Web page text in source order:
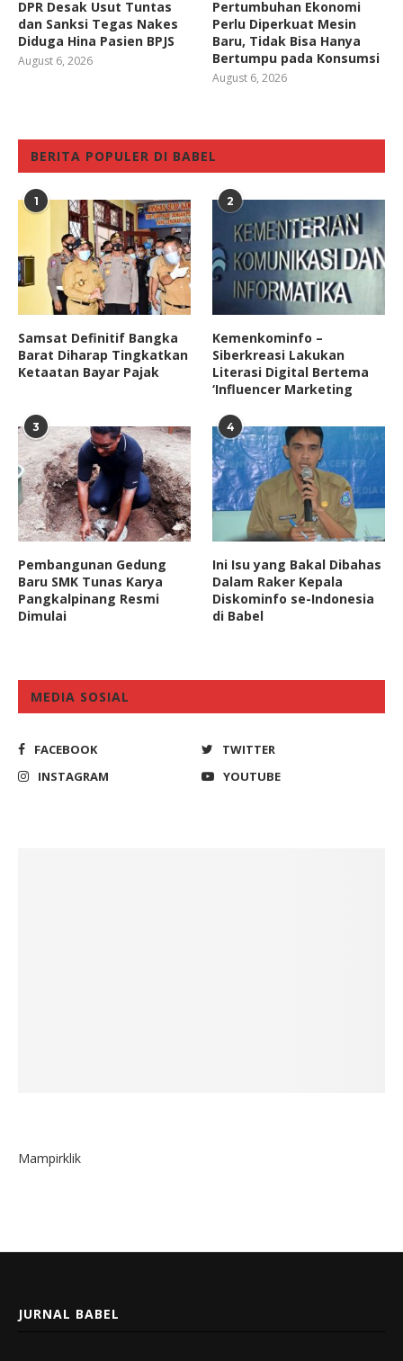
DPR Desak Usut Tuntas
dan Sanksi Tegas Nakes
Diduga Hina Pasien BPJS
August 6, 2026
Pertumbuhan Ekonomi
Perlu Diperkuat Mesin
Baru, Tidak Bisa Hanya
Bertumpu pada Konsumsi
August 6, 2026
BERITA POPULER DI BABEL
1
Samsat Definitif Bangka
Barat Diharap Tingkatkan
Ketaatan Bayar Pajak
2
Kemenkominfo –
Siberkreasi Lakukan
Literasi Digital Bertema
‘Influencer Marketing
3
Pembangunan Gedung
Baru SMK Tunas Karya
Pangkalpinang Resmi
Dimulai
4
Ini Isu yang Bakal Dibahas
Dalam Raker Kepala
Diskominfo se-Indonesia
di Babel
MEDIA SOSIAL
FACEBOOK
TWITTER
INSTAGRAM
YOUTUBE
Mampirklik
JURNAL BABEL